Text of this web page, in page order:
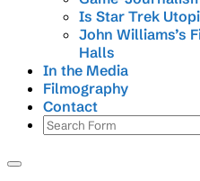
Is Star Trek
John Williams’s
Halls
In the Media
Filmography
Contact